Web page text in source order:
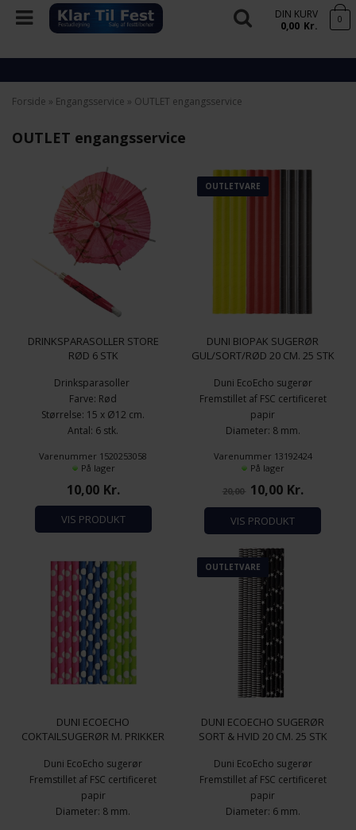
DIN KURV
0,00 Kr. 0
Forside » Engangsservice » OUTLET engangsservice
OUTLET engangsservice
DRINKSPARASOLLER STORE
RØD 6 STK
Drinksparasoller
Farve: Rød
Størrelse: 15 x Ø12 cm.
Antal: 6 stk.
Varenummer 1520253058
På lager
10,00 Kr.
VIS PRODUKT
OUTLETVARE
DUNI BIOPAK SUGERØR
GUL/SORT/RØD 20 CM. 25 STK
Duni EcoEcho sugerør
Fremstillet af FSC certificeret
papir
Diameter: 8 mm.
Antal pr. pakke: 25 stk.
Varenummer 13192424
På lager
20,00 10,00 Kr.
VIS PRODUKT
DUNI ECOECHO
COKTAILSUGERØR M. PRIKKER
Duni EcoEcho sugerør
Fremstillet af FSC certificeret
papir
Diameter: 8 mm.
OUTLETVARE
DUNI ECOECHO SUGERØR
SORT & HVID 20 CM. 25 STK
Duni EcoEcho sugerør
Fremstillet af FSC certificeret
papir
Diameter: 6 mm.